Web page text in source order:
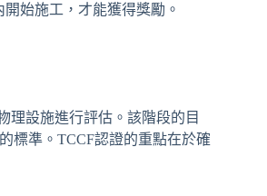
始施工，才能獲得獎勵。
理設施進行評估。該階段的目
標準。TCCF認證的重點在於確